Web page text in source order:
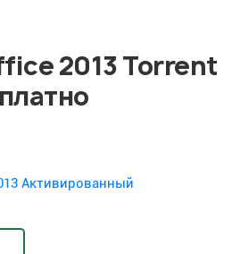
2013 Torrent
Активированный